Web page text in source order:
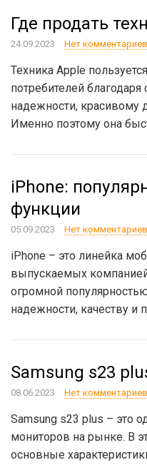
Где продать
24.09.2023 Нет комментариев
Техника Apple
потребителей
надежности, красивому
Именно поэтому она
iPhone:
функции
05.09.2023 Нет комментариев
iPhone – это линейка
выпускаемых
огромной
надежности, качеству
Samsung s23
08.06.2023 Нет комментариев
Samsung s23 plus – это
мониторов на рынке. В
основные